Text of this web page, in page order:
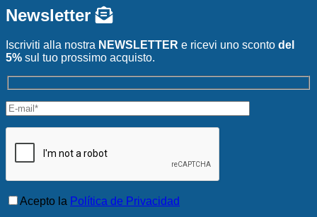
Newsletter
Iscriviti alla nostra NEWSLETTER e ricevi uno sconto del
5% sul tuo prossimo acquisto.
Acepto la Política de Privacidad